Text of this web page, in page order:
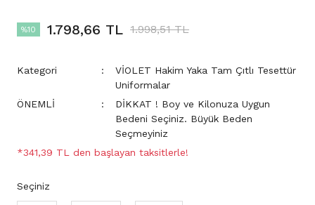
%10 1.798,66 TL 1.998,51 TL
Kategori
VİOLET Hakim Yaka Tam Çıtlı Tesettür
Uniformalar
ÖNEMLİ
DİKKAT ! Boy ve Kilonuza Uygun
Bedeni Seçiniz. Büyük Beden
Seçmeyiniz
*341,39 TL den başlayan taksitlerle!
Seçiniz